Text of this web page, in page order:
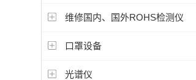
维修国内、国外ROHS检测仪
口罩设备
光谱仪